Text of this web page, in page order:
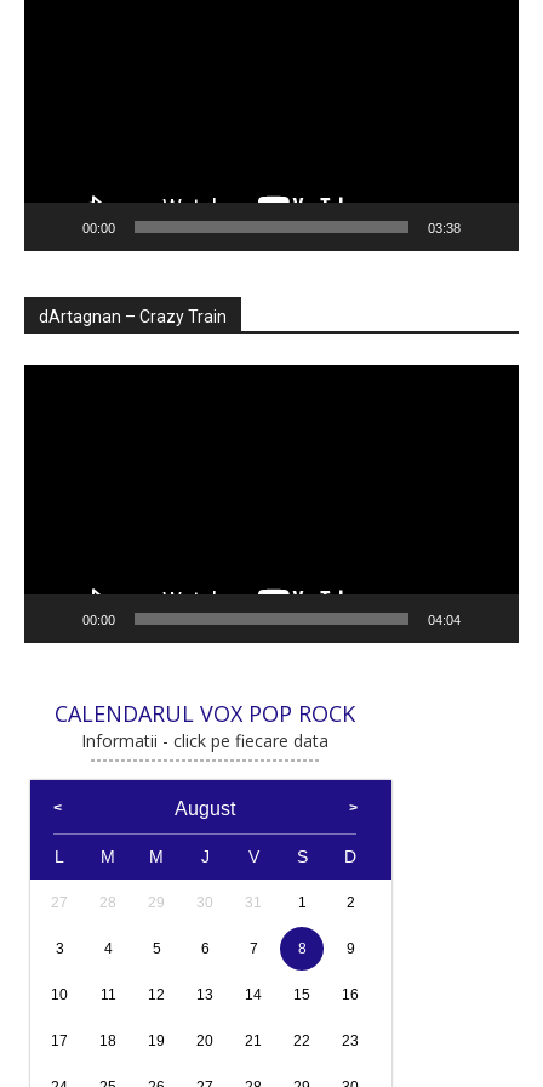
00:00 03:38
dArtagnan – Crazy Train
00:00 04:04
CALENDARUL VOX POP ROCK
Informatii - click pe fiecare data
August
L M M J V S D
27 28 29 30 31 1 2
3 4 5 6 7 8 9
10 11 12 13 14 15 16
17 18 19 20 21 22 23